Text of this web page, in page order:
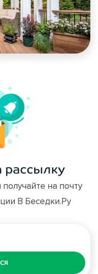
рассылку
на почту
В Беседки.Ру